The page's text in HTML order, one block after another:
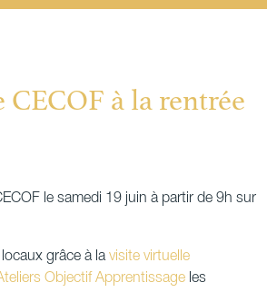
CECOF à la rentrée
le samedi 19 juin à partir de 9h sur
locaux grâce à la visite virtuelle
Objectif Apprentissage les